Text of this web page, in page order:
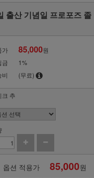
출산 기념일 프로포즈 졸
가 85,000원
금
1%
(무료)
크 추
옵션 적용가 85,000원